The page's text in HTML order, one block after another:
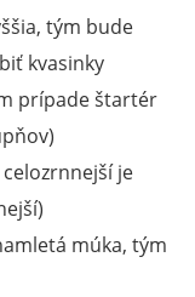
tým bude
kvasinky
prípade štartér
je
múka, tým